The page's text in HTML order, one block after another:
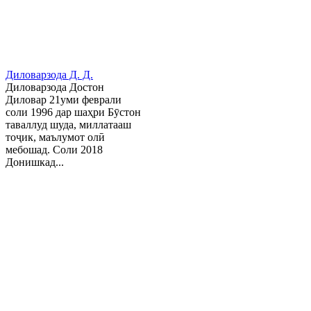
Диловарзода Д. Д.
Диловарзода Достон
Диловар 21уми феврали
соли 1996 дар шаҳри Бӯстон
таваллуд шуда, миллатааш
тоҷик, маълумот олӣ
мебошад. Соли 2018
Донишкад...